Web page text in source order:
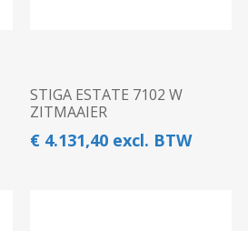
STIGA ESTATE 7102 W
ZITMAAIER
€ 4.131,40 excl. BTW